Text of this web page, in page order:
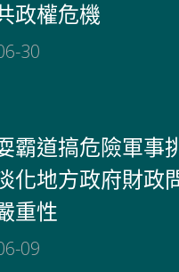
政權危機
30
霸道搞危險軍事
化地方政府財政
重性
09